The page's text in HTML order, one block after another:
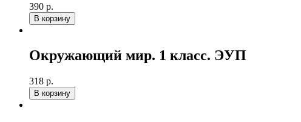
390 р.
В корзину
Окружающий мир. 1 класс. ЭУП
318 р.
В корзину